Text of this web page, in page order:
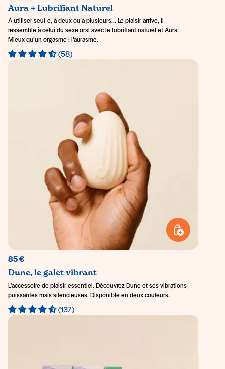
Aura + Lubrifiant Naturel
À utiliser seul-e, à deux ou à plusieurs... Le plaisir arrive, il
ressemble à celui du sexe oral avec le lubrifiant naturel et Aura.
Mieux qu’un orgasme : l’aurasme.
(58)
AJOUTER AU
85 €
Dune, le galet vibrant
L'accessoire de plaisir essentiel. Découvrez Dune et ses vibrations
puissantes mais silencieuses. Disponible en deux couleurs.
(137)